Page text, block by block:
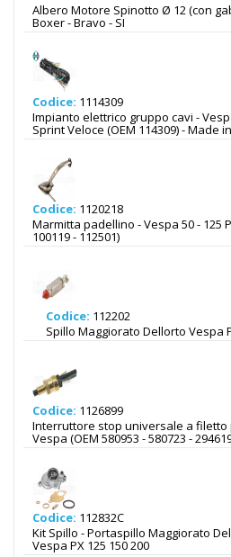
Albero Motore Spinotto Ø 12 (con
Boxer - Bravo - SI
Codice: 1114309
Impianto elettrico gruppo cavi -
Sprint Veloce (OEM 114309) - Made
Codice: 1120218
Marmitta padellino - Vespa 50 - 125
100119 - 112501)
Codice: 112202
Spillo Maggiorato Dellorto Vespa
Codice: 1126899
Interruttore stop universale a filetto
Vespa (OEM 580953 - 580723 -
Codice: 112832C
Kit Spillo - Portaspillo Maggiorato
Vespa PX 125 150 200